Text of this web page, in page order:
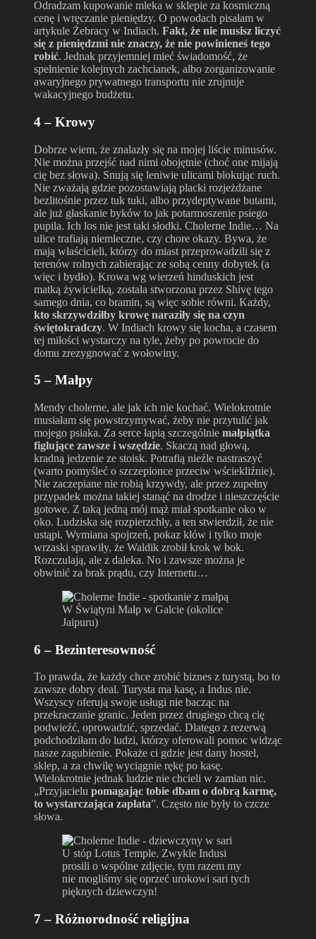
Odradzam kupowanie mleka w sklepie za kosmiczną
cenę i wręczanie pieniędzy. O powodach pisałam w
artykule Żebracy w Indiach. Fakt, że nie musisz liczyć
się z pieniędzmi nie znaczy, że nie powinieneś tego
robić. Jednak przyjemniej mieć świadomość, że
spełnienie kolejnych zachcianek, albo zorganizowanie
awaryjnego prywatnego transportu nie zrujnuje
wakacyjnego budżetu.
4 – Krowy
Dobrze wiem, że znalazły się na mojej liście minusów.
Nie można przejść nad nimi obojętnie (choć one mijają
cię bez słowa). Snują się leniwie ulicami blokując ruch.
Nie zważają gdzie pozostawiają placki rozjeżdżane
bezlitośnie przez tuk tuki, albo przydeptywane butami,
ale już głaskanie byków to jak potarmoszenie psiego
pupila. Ich los nie jest taki słodki. Cholerne Indie… Na
ulice trafiają niemleczne, czy chore okazy. Bywa, że
mają właścicieli, którzy do miast przeprowadzili się z
terenów rolnych zabierając ze sobą cenny dobytek (a
więc i bydło). Krowa wg wierzeń hinduskich jest
matką żywicielką, została stworzona przez Shivę tego
samego dnia, co bramin, są więc sobie równi. Każdy,
kto skrzywdziłby krowę naraziły się na czyn
świętokradczy. W Indiach krowy się kocha, a czasem
tej miłości wystarczy na tyle, żeby po powrocie do
domu zrezygnować z wołowiny.
5 – Małpy
Mendy cholerne, ale jak ich nie kochać. Wielokrotnie
musiałam się powstrzymywać, żeby nie przytulić jak
mojego psiaka. Za serce łapią szczególnie małpiątka
figlujące zawsze i wszędzie. Skaczą nad głową,
kradną jedzenie ze stoisk. Potrafią nieźle nastraszyć
(warto pomyśleć o szczepionce przeciw wściekliźnie).
Nie zaczepiane nie robią krzywdy, ale przez zupełny
przypadek można takiej stanąć na drodze i nieszczęście
gotowe. Z taką jedną mój mąż miał spotkanie oko w
oko. Ludziska się rozpierzchły, a ten stwierdził, że nie
ustąpi. Wymiana spojrzeń, pokaz kłów i tylko moje
wrzaski sprawiły, że Waldik zrobił krok w bok.
Rozczulają, ale z daleka. No i zawsze można je
obwinić za brak prądu, czy Internetu…
W Świątyni Małp w Galcie (okolice
Jaipuru)
6 – Bezinteresowność
To prawda, że każdy chce zrobić biznes z turystą, bo to
zawsze dobry deal. Turysta ma kasę, a Indus nie.
Wszyscy oferują swoje usługi nie bacząc na
przekraczanie granic. Jeden przez drugiego chcą cię
podwieźć, oprowadzić, sprzedać. Dlatego z rezerwą
podchodziłam do ludzi, którzy oferowali pomoc widząc
nasze zagubienie. Pokaże ci gdzie jest dany hostel,
sklep, a za chwilę wyciągnie rękę po kasę.
Wielokrotnie jednak ludzie nie chcieli w zamian nic.
„Przyjacielu pomagając tobie dbam o dobrą karmę,
to wystarczająca zapłata”. Często nie były to czcze
słowa.
U stóp Lotus Temple. Zwykle Indusi
prosili o wspólne zdjęcie, tym razem my
nie mogliśmy się oprzeć urokowi sari tych
pięknych dziewczyn!
7 – Różnorodność religijna